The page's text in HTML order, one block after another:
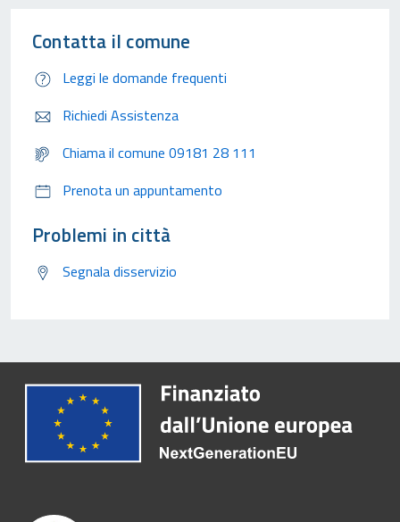
Contatta il comune
Leggi le domande frequenti
Richiedi Assistenza
Chiama il comune 09181 28 111
Prenota un appuntamento
Problemi in città
Segnala disservizio